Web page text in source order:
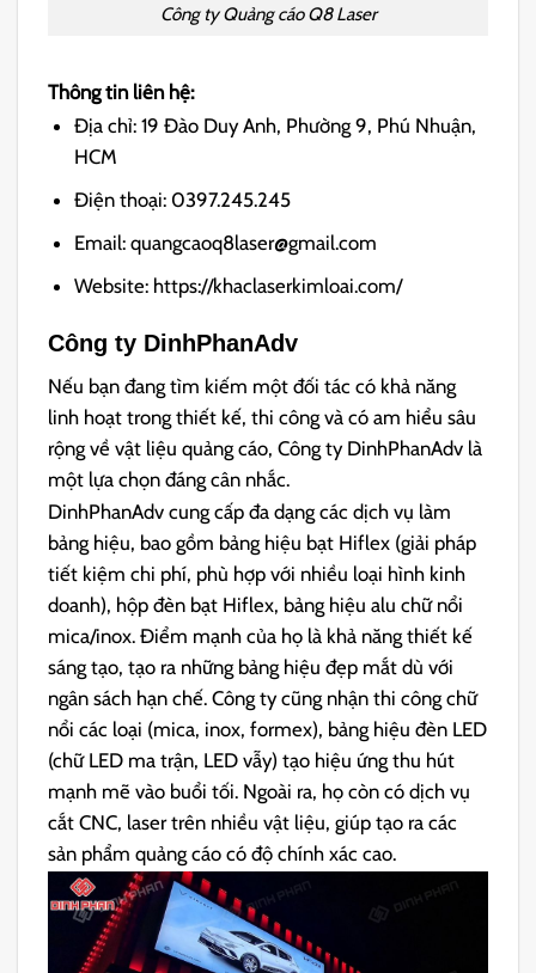
Công ty Quảng cáo Q8 Laser
Thông tin liên hệ:
Địa chỉ: 19 Đào Duy Anh, Phường 9, Phú Nhuận,
HCM
Điện thoại: 0397.245.245
Email: quangcaoq8laser@gmail.com
Website: https://khaclaserkimloai.com/
Công ty DinhPhanAdv
Nếu bạn đang tìm kiếm một đối tác có khả năng
linh hoạt trong thiết kế, thi công và có am hiểu sâu
rộng về vật liệu quảng cáo, Công ty DinhPhanAdv là
một lựa chọn đáng cân nhắc.
DinhPhanAdv cung cấp đa dạng các dịch vụ làm
bảng hiệu, bao gồm bảng hiệu bạt Hiflex (giải pháp
tiết kiệm chi phí, phù hợp với nhiều loại hình kinh
doanh), hộp đèn bạt Hiflex, bảng hiệu alu chữ nổi
mica/inox. Điểm mạnh của họ là khả năng thiết kế
sáng tạo, tạo ra những bảng hiệu đẹp mắt dù với
ngân sách hạn chế. Công ty cũng nhận thi công chữ
nổi các loại (mica, inox, formex), bảng hiệu đèn LED
(chữ LED ma trận, LED vẫy) tạo hiệu ứng thu hút
mạnh mẽ vào buổi tối. Ngoài ra, họ còn có dịch vụ
cắt CNC, laser trên nhiều vật liệu, giúp tạo ra các
sản phẩm quảng cáo có độ chính xác cao.